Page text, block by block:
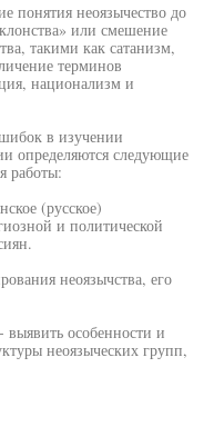
понятия неоязычество до
или смешение
такими как сатанизм,
терминов
национализм и
в изучении
определяются следующие
работы:
(русское)
и политической
неоязычства, его
выявить особенности и
неоязыческих групп,